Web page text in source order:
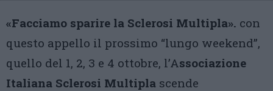
«Facciamo sparire la Sclerosi Multipla». con
questo appello il prossimo “lungo weekend”,
quello del 1, 2, 3 e 4 ottobre, l’Associazione
Italiana Sclerosi Multipla scende